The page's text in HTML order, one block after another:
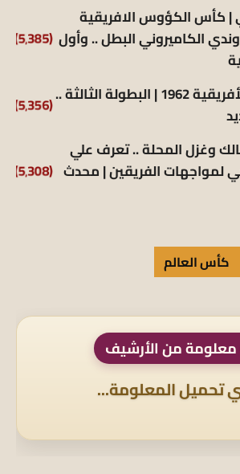
| كأس الكؤوس الافريقية
ياوندي الكاميروني البطل .. وأول (5٬385)
كأس الأمم الأفريقية 1962 | البطولة الثالثة ..(5٬356)
وغزل المحلة .. تعرف علي
لمواجهات الفريقين | محدث (5٬308)
كأس العالم
من الأرشيف
تحميل المعلومة...